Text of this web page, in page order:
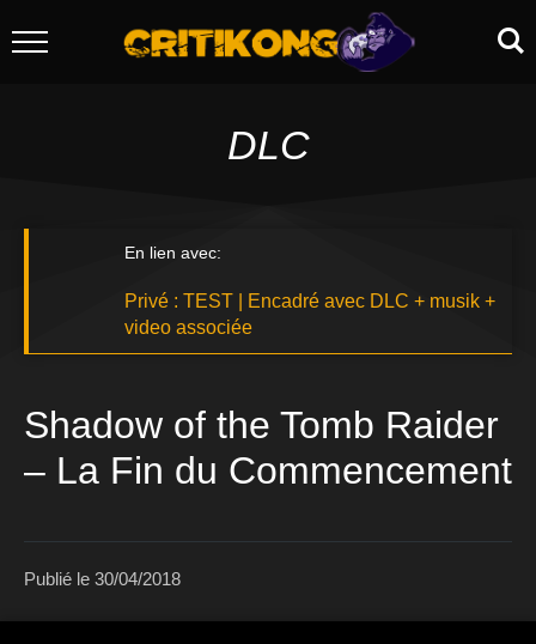
DLC
En lien avec:
Privé : TEST | Encadré avec DLC + musik +
video associée
Shadow of the Tomb Raider
– La Fin du Commencement
Publié le 30/04/2018